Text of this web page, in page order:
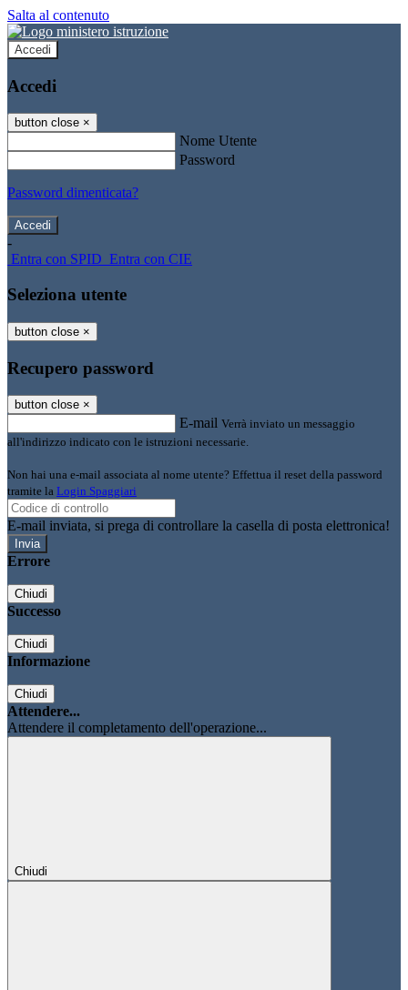
Salta al contenuto
Accedi
Accedi
button close ×
Nome Utente
Password
Password dimenticata?
-
Entra con SPID Entra con CIE
Seleziona utente
button close ×
Recupero password
button close ×
E-mail Verrà inviato un messaggio
all'indirizzo indicato con le istruzioni necessarie.
Non hai una e-mail associata al nome utente? Effettua il reset della password
tramite la Login Spaggiari
E-mail inviata, si prega di controllare la casella di posta elettronica!
Errore
Chiudi
Successo
Chiudi
Informazione
Chiudi
Attendere...
Attendere il completamento dell'operazione...
Chiudi